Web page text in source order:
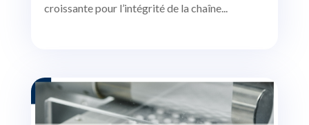
croissante pour l’intégrité de la chaîne...